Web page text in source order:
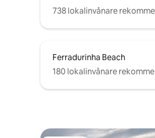
738 lokalinvånare
Ferradurinha Beach
180 lokalinvånare